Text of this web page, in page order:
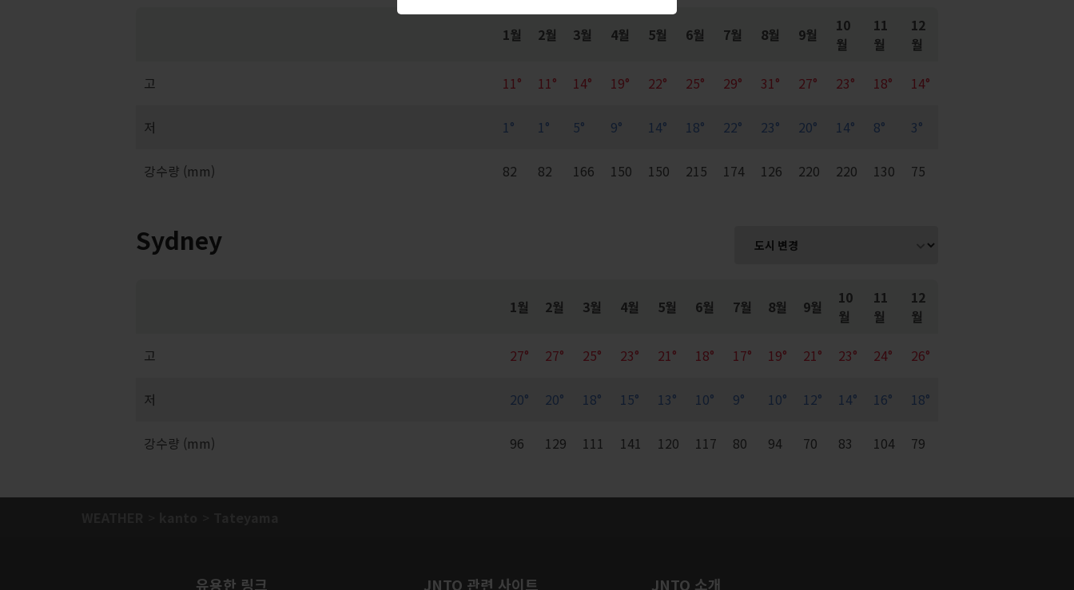
1월 2월 3월 4월 5월 6월 7월 8월 9월
10
월
11
월
12
월
고 11° 11° 14° 19° 22° 25° 29° 31° 27° 23° 18° 14°
저 1° 1° 5° 9° 14° 18° 22° 23° 20° 14° 8° 3°
강수량 (mm) 82 82 166 150 150 215 174 126 220 220 130 75
Sydney
1월 2월 3월 4월 5월 6월 7월 8월 9월
10
월
11
월
12
월
고 27° 27° 25° 23° 21° 18° 17° 19° 21° 23° 24° 26°
저 20° 20° 18° 15° 13° 10° 9° 10° 12° 14° 16° 18°
강수량 (mm) 96 129 111 141 120 117 80 94 70 83 104 79
유용한 링크 JNTO 관련 사이트 JNTO 소개